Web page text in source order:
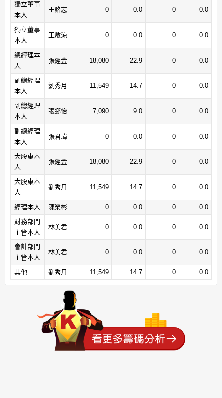
獨立董事
本人
王銘志 0 0.0 0 0.0
獨立董事
本人
王啟涼 0 0.0 0 0.0
總經理本
人
張經金 18,080 22.9 0 0.0
副總經理
本人
劉秀月 11,549 14.7 0 0.0
副總經理
本人
張鄉怡 7,090 9.0 0 0.0
副總經理
本人
張君瑋 0 0.0 0 0.0
大股東本
人
張經金 18,080 22.9 0 0.0
大股東本
人
劉秀月 11,549 14.7 0 0.0
經理本人 陳榮彬 0 0.0 0
0.0
財務部門
主管本人
林美君 0 0.0 0 0.0
會計部門
主管本人
林美君 0 0.0 0 0.0
其他 劉秀月 11,549 14.7 0 0.0